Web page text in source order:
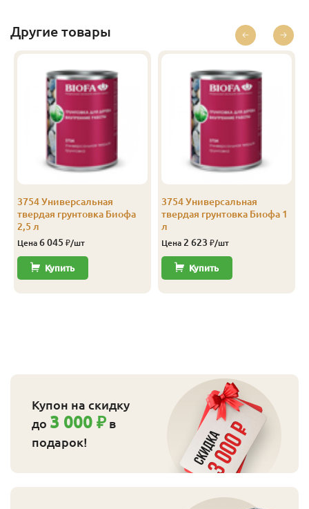
Другие товары
3754 Универсальная
твердая грунтовка Биофа
2,5 л
Цена 6 045 ₽/шт
Купить
3754 Универсальная
твердая грунтовка Биофа 1
л
Цена 2 623 ₽/шт
Купить
Купон на скидку
до 3 000 ₽ в
подарок!